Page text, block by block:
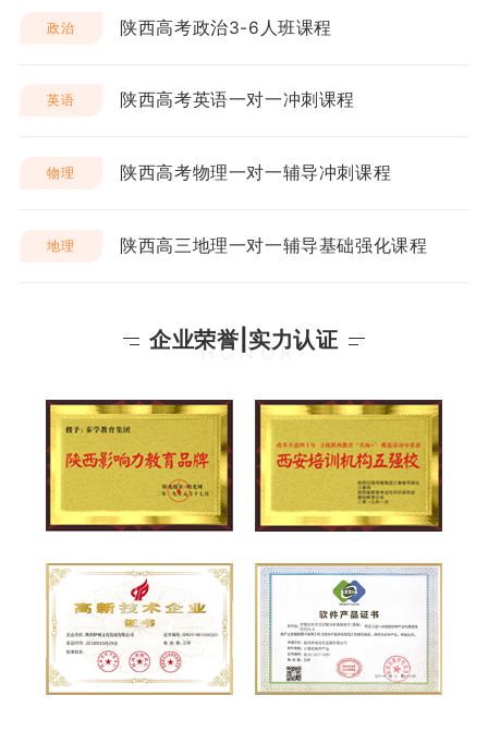
政治 陕西高考政治3-6人班课程
英语 陕西高考英语一对一冲刺课程
物理 陕西高考物理一对一辅导冲刺课程
地理 陕西高三地理一对一辅导基础强化课程
企业荣誉|实力认证
HONOR